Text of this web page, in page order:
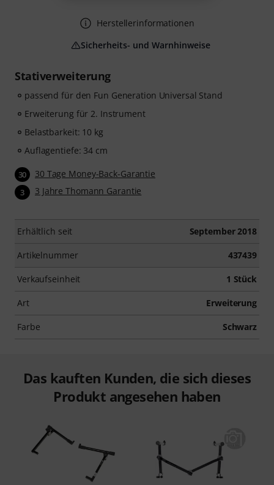
Stativerweiterung
passend für den Fun Generation Universal Stand
Erweiterung für 2. Instrument
Belastbarkeit: 10 kg
Auflagentiefe: 34 cm
30 30 Tage Money-Back-Garantie
3 3 Jahre Thomann Garantie
Erhältlich seit September 2018
Artikelnummer 437439
Verkaufseinheit 1 Stück
Art Erweiterung
Farbe Schwarz
Herstellerinformationen
Sicherheits- und Warnhinweise
Das kauften Kunden, die sich dieses
Produkt angesehen haben